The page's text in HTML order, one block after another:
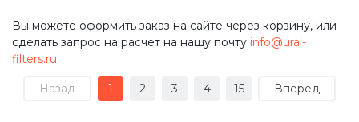
Вы можете оформить заказ на сайте через корзину, или
сделать запрос на расчет на нашу почту info@ural-
filters.ru.
Назад 1 2 3 4 15 Вперед